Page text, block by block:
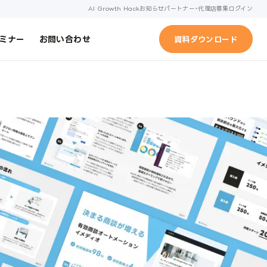
AI Growth Hackお知らせパートナー・代理店募集ログイン
ナー お問い合わせ 資料ダウンロード